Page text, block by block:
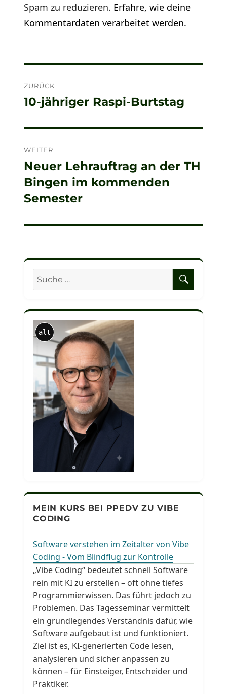
Spam zu reduzieren. Erfahre, wie deine
Kommentardaten verarbeitet werden.
ZURÜCK
Vorheriger
10-jähriger Raspi-Burtstag
WEITER
Nächster
Beitrag:
Neuer Lehrauftrag an der TH
Bingen im kommenden
Semester
Suche
nach:
alt
MEIN KURS BEI PPEDV ZU VIBE
CODING
Software verstehen im Zeitalter von Vibe
Coding - Vom Blindflug zur Kontrolle
„Vibe Coding“ bedeutet schnell Software
rein mit KI zu erstellen – oft ohne tiefes
Programmierwissen. Das führt jedoch zu
Problemen. Das Tagesseminar vermittelt
ein grundlegendes Verständnis dafür, wie
Software aufgebaut ist und funktioniert.
Ziel ist es, KI-generierten Code lesen,
analysieren und sicher anpassen zu
können – für Einsteiger, Entscheider und
Praktiker.